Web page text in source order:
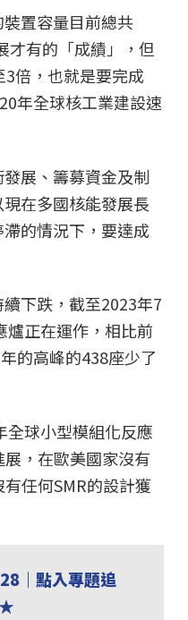
置容量目前總共
才有的「成績」，但
倍，也就是要完成
年全球核工業建設速
展、籌募資金及制
在多國核能發展長
的情況下，要達成
下跌，截至2023年7
爐正在運作，相比前
的高峰的438座少了
全球小型模組化反應
，在歐美國家沒有
任何SMR的設計獲
｜點入專題追
★